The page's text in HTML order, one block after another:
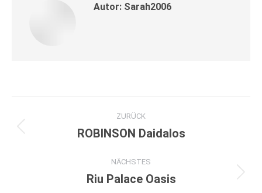
Autor: Sarah2006
Kommentarnavigation
ZURÜCK
Vorheriger
ROBINSON Daidalos
NÄCHSTES
Nächster
Riu Palace Oasis